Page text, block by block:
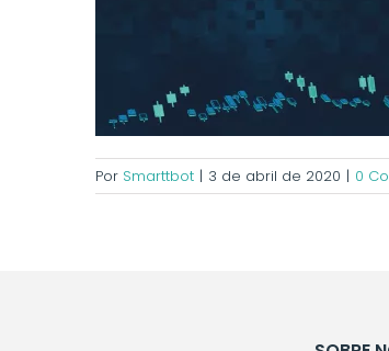
Por Smarttbot | 3 de abril de 2020 | 0